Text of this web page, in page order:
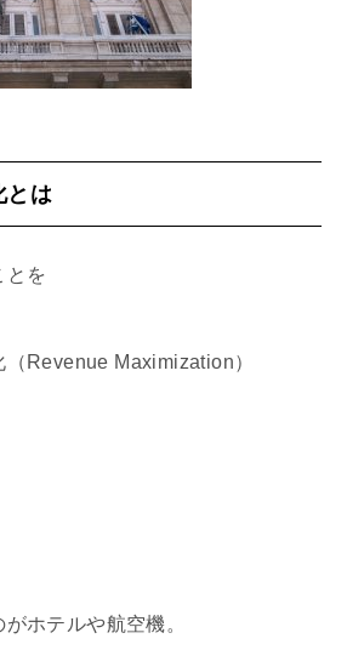
とは
とを
（Revenue Maximization）
ホテルや航空機。